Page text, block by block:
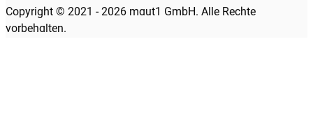
Copyright © 2021 - 2026 maut1 GmbH. Alle Rechte
vorbehalten.